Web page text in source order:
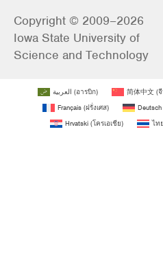
Copyright © 2009–2026
Iowa State University of
Science and Technology
العربية (อารบิก) 简体中文 (
Français(ฝรั่งเศส) Deutsch
Hrvatski(โครเอเชีย) ไทย